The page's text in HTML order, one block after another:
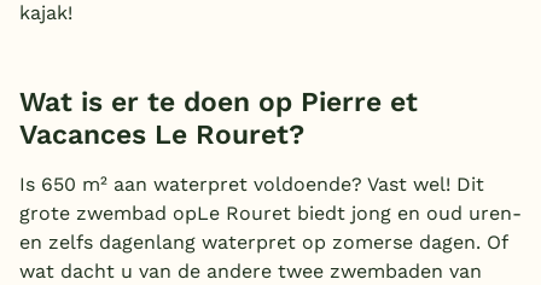
kajak!
Wat is er te doen op Pierre et
Vacances Le Rouret?
Is 650 m² aan waterpret voldoende? Vast wel! Dit
grote zwembad opLe Rouret biedt jong en oud uren-
en zelfs dagenlang waterpret op zomerse dagen. Of
wat dacht u van de andere twee zwembaden van